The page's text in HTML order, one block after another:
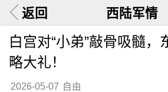
返回 西陆军情
白宫对“小弟”敲骨吸髓，
略大礼！
2026-05-07 自由